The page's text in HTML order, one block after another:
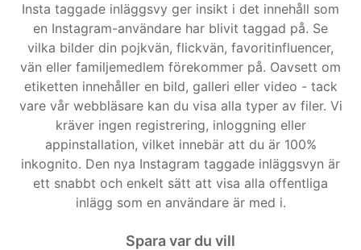
Insta taggade inläggsvy ger insikt i det innehåll som
en Instagram-användare har blivit taggad på. Se
vilka bilder din pojkvän, flickvän, favoritinfluencer,
vän eller familjemedlem förekommer på. Oavsett om
etiketten innehåller en bild, galleri eller video - tack
vare vår webbläsare kan du visa alla typer av filer. Vi
kräver ingen registrering, inloggning eller
appinstallation, vilket innebär att du är 100%
inkognito. Den nya Instagram taggade inläggsvyn är
ett snabbt och enkelt sätt att visa alla offentliga
inlägg som en användare är med i.
Spara var du vill